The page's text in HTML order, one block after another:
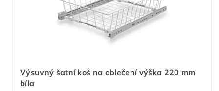
Výsuvný šatní koš na oblečení výška 220 mm
bíla